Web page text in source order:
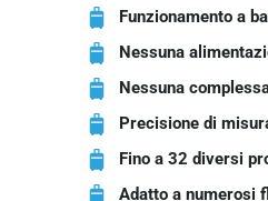
Funzionamento a
Nessuna
Nessuna
Precisione di
Fino a 32 diversi
Adatto a numerosi